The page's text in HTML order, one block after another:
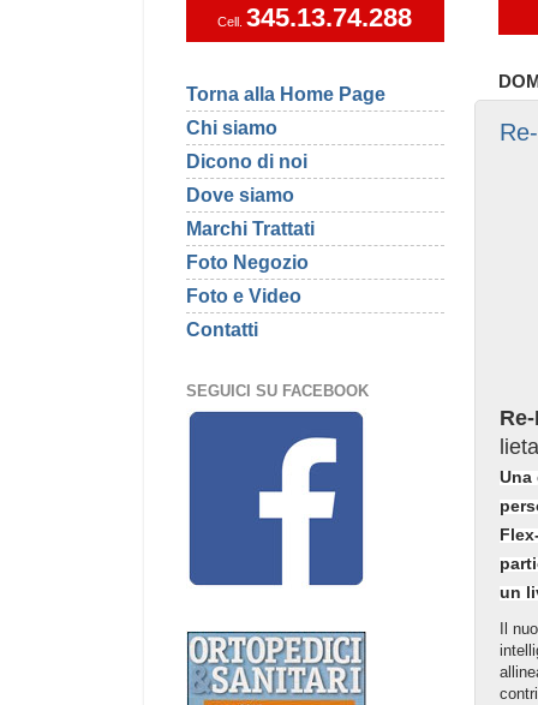
Una
un
Il
Cell.345.13.74.288
Torna alla Home Page
Chi siamo
Dicono di noi
Dove siamo
Marchi Trattati
Foto Negozio
Foto e Video
Contatti
SEGUICI SU FACEBOOK